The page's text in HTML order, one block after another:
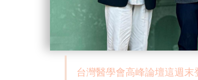
台灣醫學會高峰論壇這週